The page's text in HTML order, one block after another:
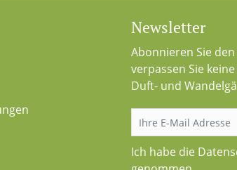
Newsletter
Abonnieren Sie
verpassen Sie
Duft- und
Ich habe die